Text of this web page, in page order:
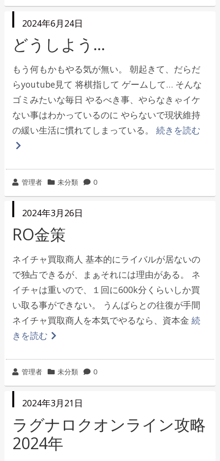
稿
テ
リ
投
日
2024年6月24日
どうしよう…
もう何もかもやる気が無い。 朝起きて、だらだ
らyoutube見て 将棋指して ゲームして… そんな
ゴミみたいな毎日 やるべき事、やらなきゃイケ
ない事はわかっているのに やらないで現状維持
の緩い生活に慣れてしまっている。 続きを読む
投
稿
管理者
カ
テ
リ
ー
未分類 0
投
日
2024年3月26日
RO金策
ネイチャ買取商人 基本的にライバルが居ないの
で独占できるが、まぁそれには理由がある。 ネ
イチャは重いので、１回に600k分くらいしか買
い取る事ができない。 うんばらとの往復が手間
ネイチャ買取商人を本気でやるなら、資本金 続
きを読む
投
稿
管理者
カ
テ
リ
ー
未分類 0
投
日
2024年3月21日
ラグナロクオンライン攻略
2024年